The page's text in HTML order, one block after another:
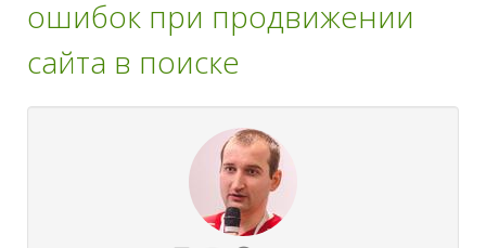
ошибок при продвижении
сайта в поиске